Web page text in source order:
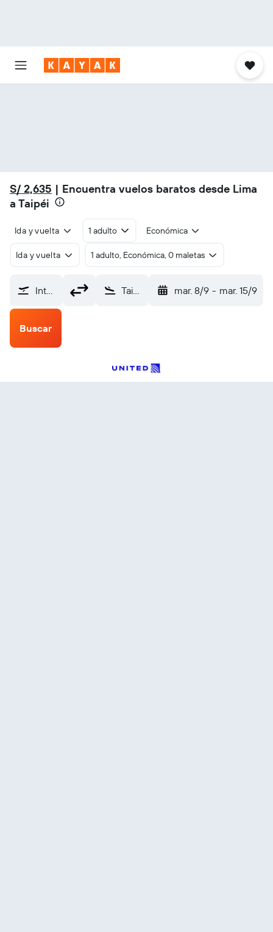
S/ 2,635 | Encuentra vuelos baratos desde Lima
a Taipéi
Ida y vuelta 1 adulto Económica
Ida y vuelta 1 adulto, Económica, 0 maletas
Internacional Jorge Chávez (LIM) Taipéi, Taiwán (TPE) mar. 8/9 - mar. 15/9
Buscar